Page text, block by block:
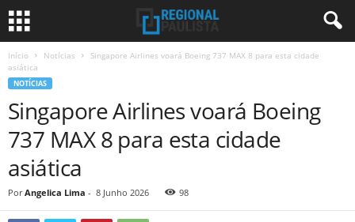
Início Notícias
Singapore Airlines voará Boeing 737 MAX 8 para esta cidade
asiática
NOTÍCIAS
Singapore Airlines voará Boeing
737 MAX 8 para esta cidade
asiática
Por Angelica Lima - 8 Junho 2026 98